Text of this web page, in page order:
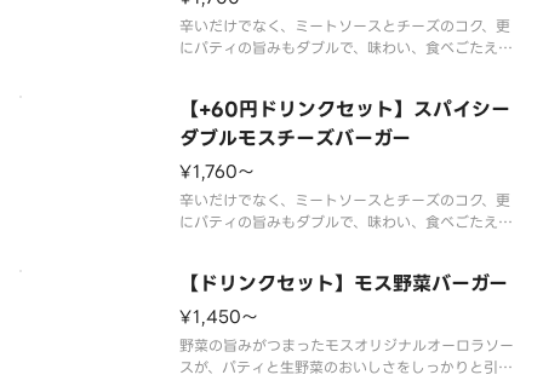
辛いだけでなく、ミートソースとチーズのコク、更
にパティの旨みもダブルで、味わい、食べごたえ、
っては、期間内に販売を終了する場合がございま
す。※食材の増減量・不使用等のご
【+60円ドリンクセット】スパイシー
ダブルモスチーズバーガー
¥1,760〜
辛いだけでなく、ミートソースとチーズのコク、更
にパティの旨みもダブルで、味わい、食べごたえ、
っては、期間内に販売を終了する場合がございま
す。※食材の増減量・不使用等のご
【ドリンクセット】モス野菜バーガー
¥1,450〜
野菜の旨みがつまったモスオリジナルオーロラソー
スが、パティと生野菜のおいしさをしっかりと引き